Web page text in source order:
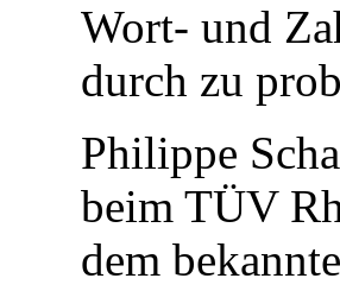
Wort- und
durch zu
Philippe
beim TÜV
dem